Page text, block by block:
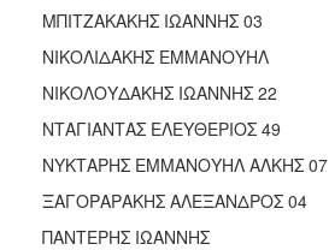
ΜΠΙΤΖΑΚΑΚΗΣ ΙΩΑΝΝΗΣ 03
ΝΙΚΟΛΙΔΑΚΗΣ ΕΜΜΑΝΟΥΗΛ
ΝΙΚΟΛΟΥΔΑΚΗΣ ΙΩΑΝΝΗΣ 22
ΝΤΑΓΙΑΝΤΑΣ ΕΛΕΥΘΕΡΙΟΣ 49
ΝΥΚΤΑΡΗΣ ΕΜΜΑΝΟΥΗΛ ΑΛΚΗΣ 07
ΞΑΓΟΡΑΡΑΚΗΣ ΑΛΕΞΑΝΔΡΟΣ 04
ΠΑΝΤΕΡΗΣ ΙΩΑΝΝΗΣ